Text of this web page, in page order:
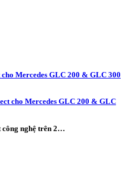
Mercedes GLC 200 & GLC 300
công nghệ trên 2…